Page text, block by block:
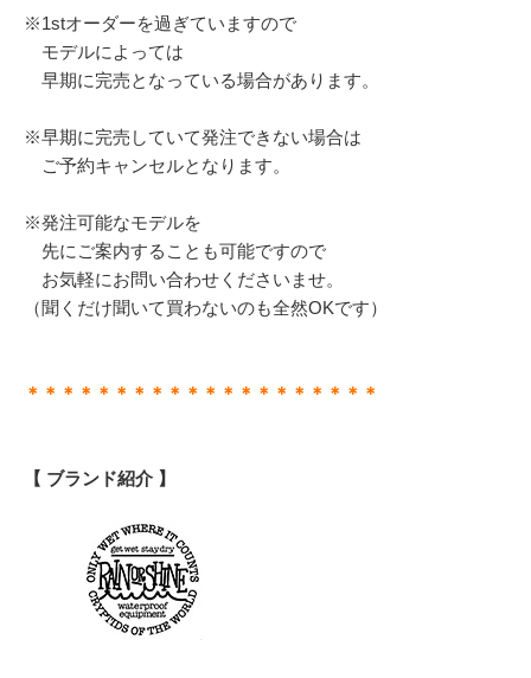
※1stオーダーを過ぎていますので
モデルによっては
早期に完売となっている場合があります。
※早期に完売していて発注できない場合は
ご予約キャンセルとなります。
※発注可能なモデルを
先にご案内することも可能ですので
お気軽にお問い合わせくださいませ。
（聞くだけ聞いて買わないのも全然OKです）
＊＊＊＊＊＊＊＊＊＊＊＊＊＊＊＊＊＊＊＊
【 ブランド紹介 】